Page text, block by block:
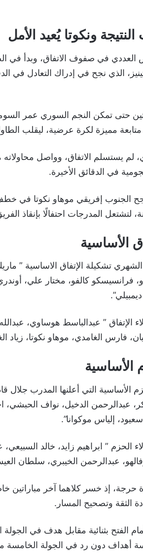
ونكوتا يُعيد الأمل
العددي في صفوف الاتفاق، وبدأ في
حتى تمكن النجم السوري عمر
لم يستسلم الاتفاق، وواصل
في الدقائق الأخيرة.
الدقيقة 90، نجح الجنوب إفريقي موهاو
لتشتعل المدرجات احتفالًا بإنقاذ
الأساسية
تشكيلة الإتفاق الاساسية ”
فرانسيسكو كالفو، مختار علي، أوندري
الإتفاق ” عبدالباسط هوساوي،
فارس الغامدي، موهاو نكوتا، زياد
الأساسية
التي أعلنها المدرب جلال
عبدالرحمن الدخيل، نواف الحبشي،
سعيود، إلياس موكوانا”.
” ابراهيم زايد، خالد السبيعي،
عبدالرحمن الخيبري، سلطان
حرجة، إذ خسر كلاهما آخر مباراتين
الثقة وتصحيح المسار.
الفتح بثنائية مقابل هدف في الجولة
أهداف دون رد في الجولة الخامسة